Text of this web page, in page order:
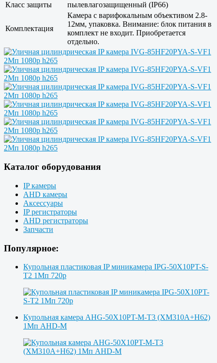
Класс защиты
пылевлагозащищенный (IP66)
Комплектация
Камера с варифокальным объективом 2.8-
12мм, упаковка. Внимание: блок питания в
комплект не входит. Приобретается
отдельно.
Каталог оборудования
IP камеры
AHD камеры
Аксессуары
IP регистраторы
AHD регистраторы
Запчасти
Популярное:
Купольная пластиковая IP миникамера IPG-50X10PT-S-
T2 1Мп 720p
Купольная камера AHG-50X10PT-M-T3 (XM310A+H62)
1Мп AHD-M